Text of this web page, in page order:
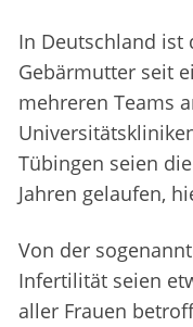
In Deutschland ist
Gebärmutter seit
mehreren Teams
Tübingen seien
Jahren gelaufen,
Von der
Infertilität seien
aller Frauen